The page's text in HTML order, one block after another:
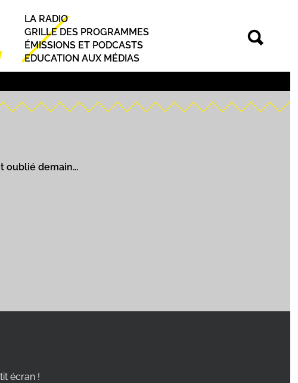
Principal
LA RADIO
GRILLE DES PROGRAMMES
ÉMISSIONS ET PODCASTS
EDUCATION AUX MÉDIAS
oublié demain...
écran !